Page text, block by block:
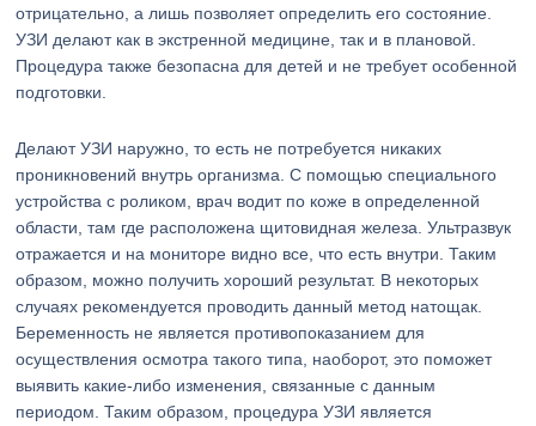
отрицательно, а лишь позволяет определить его состояние.
УЗИ делают как в экстренной медицине, так и в плановой.
Процедура также безопасна для детей и не требует особенной
подготовки.
Делают УЗИ наружно, то есть не потребуется никаких
проникновений внутрь организма. С помощью специального
устройства с роликом, врач водит по коже в определенной
области, там где расположена щитовидная железа. Ультразвук
отражается и на мониторе видно все, что есть внутри. Таким
образом, можно получить хороший результат. В некоторых
случаях рекомендуется проводить данный метод натощак.
Беременность не является противопоказанием для
осуществления осмотра такого типа, наоборот, это поможет
выявить какие-либо изменения, связанные с данным
периодом. Таким образом, процедура УЗИ является